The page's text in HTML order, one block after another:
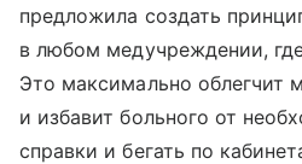
предложила создать
в любом медучреждении,
Это максимально облегчит
и избавит больного от
справки и бегать по